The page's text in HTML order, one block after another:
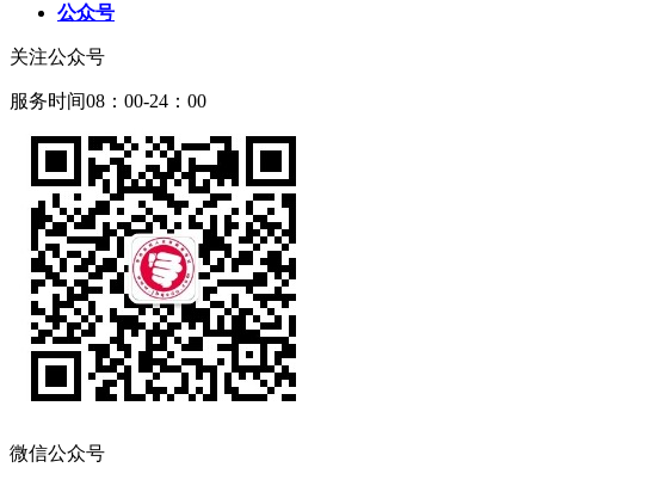
公众号
关注公众号
服务时间08：00-24：00
微信公众号